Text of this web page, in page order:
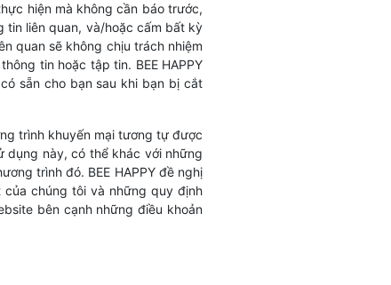
hiện mà không cần báo trước,
tin liên quan, và/hoặc cấm bất kỳ
quan sẽ không chịu trách nhiệm
tin hoặc tập tin. BEE HAPPY
sẵn cho bạn sau khi bạn bị cắt
trình khuyến mại tương tự được
dụng này, có thể khác với những
trình đó. BEE HAPPY đề nghị
chúng tôi và những quy định
bên cạnh những điều khoản